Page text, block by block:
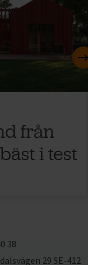
från
i test
38
29SE-412